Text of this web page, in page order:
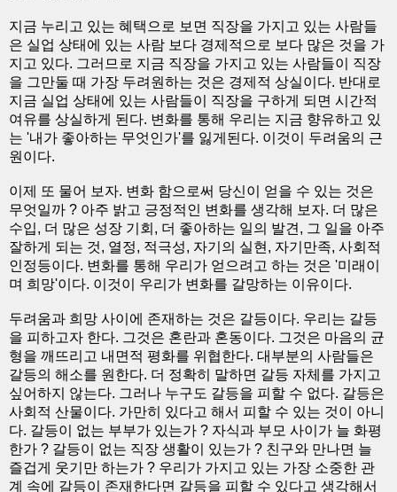
지금 누리고 있는 혜택으로 보면 직장을 가지고 있는 사람들
은 실업 상태에 있는 사람 보다 경제적으로 보다 많은 것을 가
지고 있다. 그러므로 지금 직장을 가지고 있는 사람들이 직장
을 그만둘 때 가장 두려원하는 것은 경제적 상실이다. 반대로
지금 실업 상태에 있는 사람들이 직장을 구하게 되면 시간적
여유를 상실하게 된다. 변화를 통해 우리는 지금 향유하고 있
는 '내가 좋아하는 무엇인가'를 잃게된다. 이것이 두려움의 근
원이다.
이제 또 물어 보자. 변화 함으로써 당신이 얻을 수 있는 것은
무엇일까 ? 아주 밝고 긍정적인 변화를 생각해 보자. 더 많은
수입, 더 많은 성장 기회, 더 좋아하는 일의 발견, 그 일을 아주
잘하게 되는 것, 열정, 적극성, 자기의 실현, 자기만족, 사회적
인정등이다. 변화를 통해 우리가 얻으려고 하는 것은 '미래이
며 희망'이다. 이것이 우리가 변화를 갈망하는 이유이다.
두려움과 희망 사이에 존재하는 것은 갈등이다. 우리는 갈등
을 피하고자 한다. 그것은 혼란과 혼동이다. 그것은 마음의 균
형을 깨뜨리고 내면적 평화를 위협한다. 대부분의 사람들은
갈등의 해소를 원한다. 더 정확히 말하면 갈등 자체를 가지고
싶어하지 않는다. 그러나 누구도 갈등을 피할 수 없다. 갈등은
사회적 산물이다. 가만히 있다고 해서 피할 수 있는 것이 아니
다. 갈등이 없는 부부가 있는가 ? 자식과 부모 사이가 늘 화평
한가 ? 갈등이 없는 직장 생활이 있는가 ? 친구와 만나면 늘
즐겁게 웃기만 하는가 ? 우리가 가지고 있는 가장 소중한 관
계 속에 갈등이 존재한다면 갈등을 피할 수 있다고 생각해서